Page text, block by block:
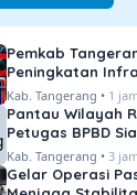
Pemkab
Peningkatan
Pelayanan Publik
Kab. Tangerang • 1
Pantau Wilayah
Petugas BPBD
di Titik Kritis
Kab. Tangerang •3
Gelar Operasi